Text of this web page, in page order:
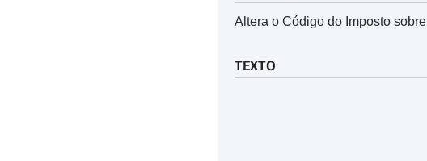
Altera o Código do Imposto
TEXTO